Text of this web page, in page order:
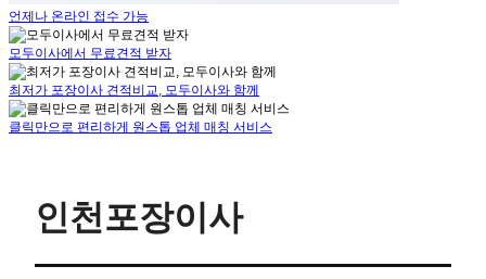
언제나 온라인 접수 가능
모두이사에서 무료견적 받자
최저가 포장이사 견적비교, 모두이사와 함께
클릭만으로 편리하게 원스톱 업체 매칭 서비스
인천포장이사